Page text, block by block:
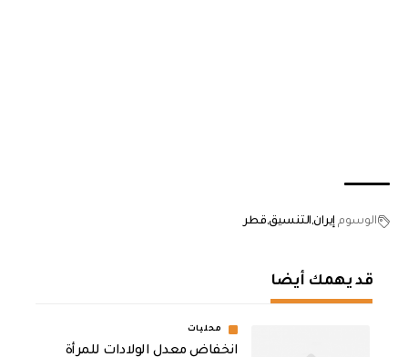
الوسوم إيران التنسيق قطر
قد يهمك أيضا
محليات
انخفاض معدل الولادات للمرأة